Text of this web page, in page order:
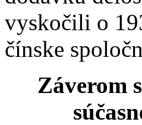
vyskočili o
čínske
Záverom